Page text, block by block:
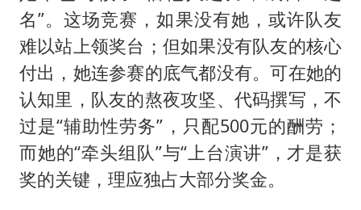
名”。这场竞赛，如果没有她，或许队友
难以站上领奖台；但如果没有队友的核心
付出，她连参赛的底气都没有。可在她的
认知里，队友的熬夜攻坚、代码撰写，不
过是“辅助性劳务”，只配500元的酬劳；
而她的“牵头组队”与“上台演讲”，才是获
奖的关键，理应独占大部分奖金。